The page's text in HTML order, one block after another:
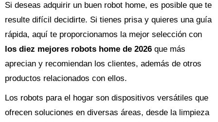
Si deseas adquirir un buen robot home, es posible que te
resulte difícil decidirte. Si tienes prisa y quieres una guía
rápida, aquí te proporcionamos la mejor selección con
los diez mejores robots home de 2026 que más
aprecian y recomiendan los clientes, además de otros
productos relacionados con ellos.
Los robots para el hogar son dispositivos versátiles que
ofrecen soluciones en diversas áreas, desde la limpieza